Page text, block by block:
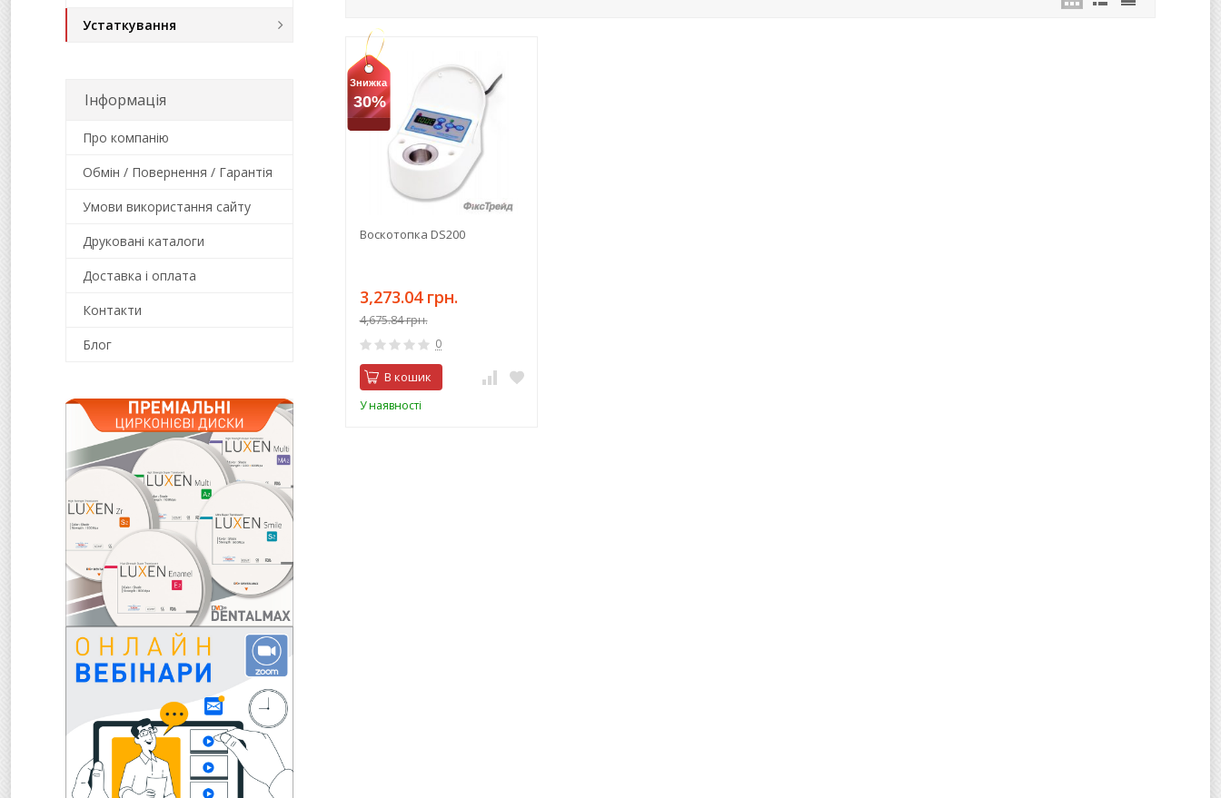
Знижка
30%
Воскотопка DS200
3,273.04 грн.
4,675.84 грн.
0
В кошик
У наявності
Устаткування
Інформація
Про компанію
Обмін / Повернення / Гарантія
Умови використання сайту
Друковані каталоги
Доставка і оплата
Контакти
Блог